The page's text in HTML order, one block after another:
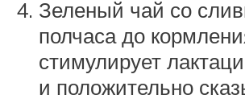
Зеленый чай со
полчаса до
стимулирует
и положительно